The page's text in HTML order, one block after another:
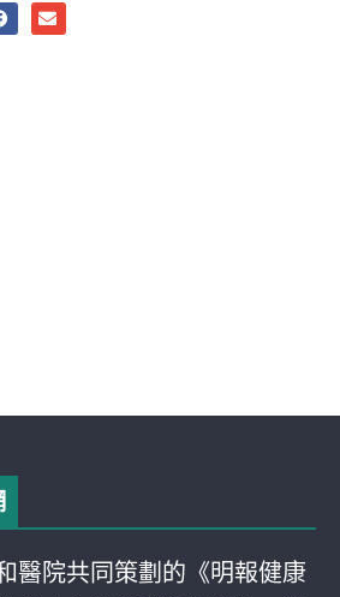
醫院共同策劃的《明報健康